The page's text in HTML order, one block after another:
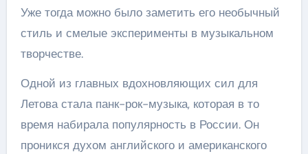
Уже тогда можно было заметить его необычный
стиль и смелые эксперименты в музыкальном
творчестве.
Одной из главных вдохновляющих сил для
Летова стала панк-рок-музыка, которая в то
время набирала популярность в России. Он
проникся духом английского и американского